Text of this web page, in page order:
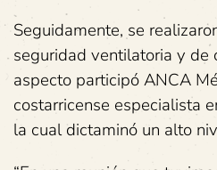
Seguidamente, se
seguridad ventilatoria y de
aspecto participó ANCA
costarricense especialista
la cual dictaminó un alto